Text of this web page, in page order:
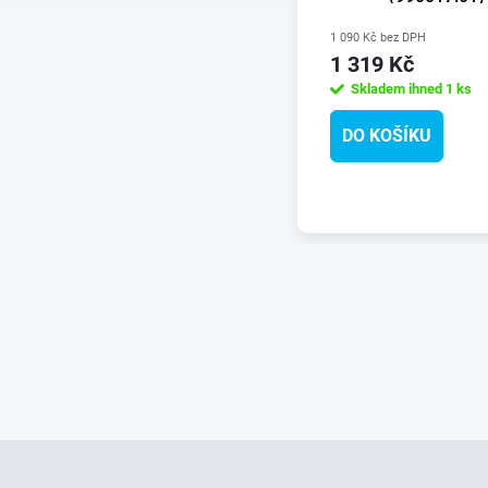
1 090 Kč bez DPH
1 319 Kč
Skladem ihned 1 ks
DO KOŠÍKU